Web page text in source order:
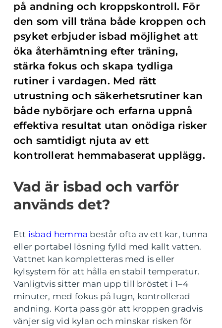
på andning och kroppskontroll. För
den som vill träna både kroppen och
psyket erbjuder isbad möjlighet att
öka återhämtning efter träning,
stärka fokus och skapa tydliga
rutiner i vardagen. Med rätt
utrustning och säkerhetsrutiner kan
både nybörjare och erfarna uppnå
effektiva resultat utan onödiga risker
och samtidigt njuta av ett
kontrollerat hemmabaserat upplägg.
Vad är isbad och varför
används det?
Ett isbad hemma består ofta av ett kar, tunna
eller portabel lösning fylld med kallt vatten.
Vattnet kan kompletteras med is eller
kylsystem för att hålla en stabil temperatur.
Vanligtvis sitter man upp till bröstet i 1–4
minuter, med fokus på lugn, kontrollerad
andning. Korta pass gör att kroppen gradvis
vänjer sig vid kylan och minskar risken för